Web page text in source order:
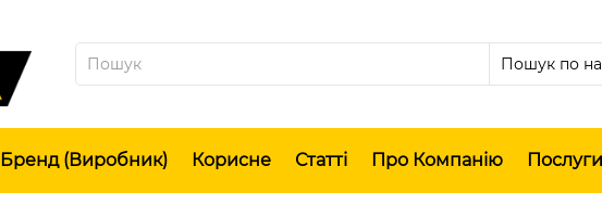
Бренд (виробник) Корисне Статті Про Компанію Послуги